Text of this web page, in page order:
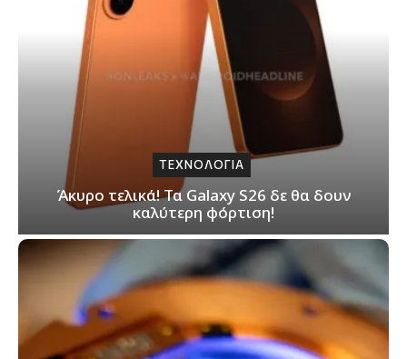
ΤΕΧΝΟΛΟΓΙΑ
Άκυρο τελικά! Τα Galaxy S26 δε θα δουν
καλύτερη φόρτιση!